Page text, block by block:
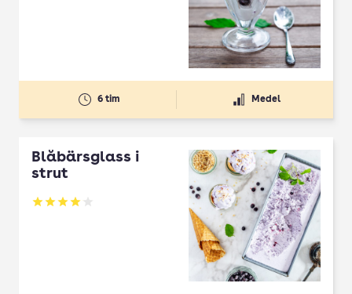
6 tim Medel
Blåbärsglass i
strut
Betyg: 4.08 av 5